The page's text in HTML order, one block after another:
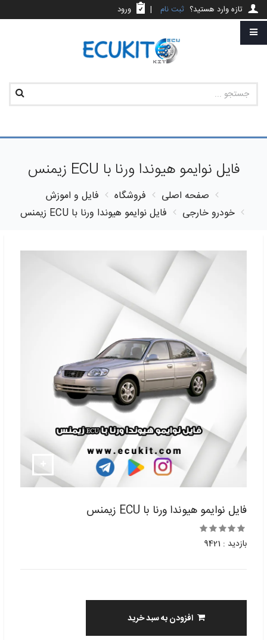
تازه وارد هستید؟ ثبت نام | ورود
فایل نوایمو هیوندا ورنا با ECU زیمنس
صفحه اصلی فروشگاه
فایل و اموزش
خودرو خارجی
فایل نوایمو هیوندا ورنا با ECU زیمنس
فایل نوایمو هیوندا ورنا با ECU زیمنس
بازدید : 9421
افزودن به سبد خرید